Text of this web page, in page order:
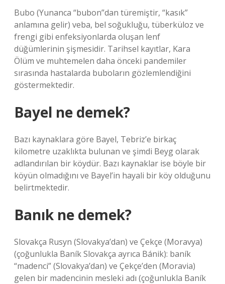
Bubo (Yunanca “bubon”dan türemiştir, “kasık”
anlamına gelir) veba, bel soğukluğu, tüberküloz ve
frengi gibi enfeksiyonlarda oluşan lenf
düğümlerinin şişmesidir. Tarihsel kayıtlar, Kara
Ölüm ve muhtemelen daha önceki pandemiler
sırasında hastalarda buboların gözlemlendiğini
göstermektedir.
Bayel ne demek?
Bazı kaynaklara göre Bayel, Tebriz’e birkaç
kilometre uzaklıkta bulunan ve şimdi Beyg olarak
adlandırılan bir köydür. Bazı kaynaklar ise böyle bir
köyün olmadığını ve Bayel’in hayali bir köy olduğunu
belirtmektedir.
Banık ne demek?
Slovakça Rusyn (Slovakya’dan) ve Çekçe (Moravya)
(çoğunlukla Baník Slovakça ayrıca Bánik): baník
“madenci” (Slovakya’dan) ve Çekçe’den (Moravia)
gelen bir madencinin mesleki adı (çoğunlukla Baník